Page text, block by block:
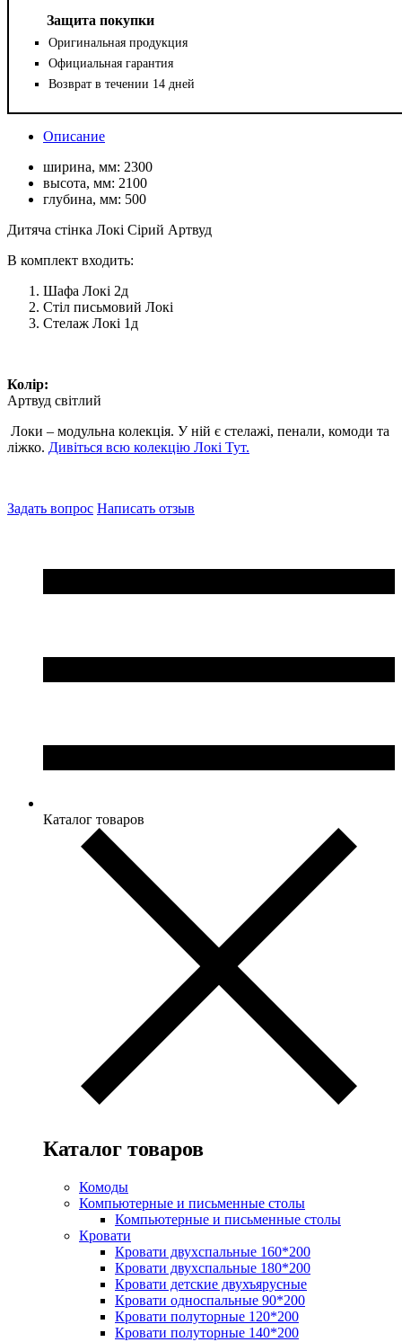
Защита покупки
Оригинальная продукция
Официальная гарантия
Возврат в течении 14 дней
Описание
ширина, мм: 2300
высота, мм: 2100
глубина, мм: 500
Дитяча стінка Локі Сірий Артвуд
В комплект входить:
Шафа Локі 2д
Стіл письмовий Локі
Стелаж Локі 1д
Колір:
Артвуд світлий
Локи – модульна колекція. У ній є стелажі, пенали, комоди та
ліжко. Дивіться всю колекцію Локі Тут.
Задать вопрос Написать отзыв
Каталог товаров
Каталог товаров
Комоды
Компьютерные и письменные столы
Компьютерные и письменные столы
Кровати
Кровати двухспальные 160*200
Кровати двухспальные 180*200
Кровати детские двухъярусные
Кровати односпальные 90*200
Кровати полуторные 120*200
Кровати полуторные 140*200